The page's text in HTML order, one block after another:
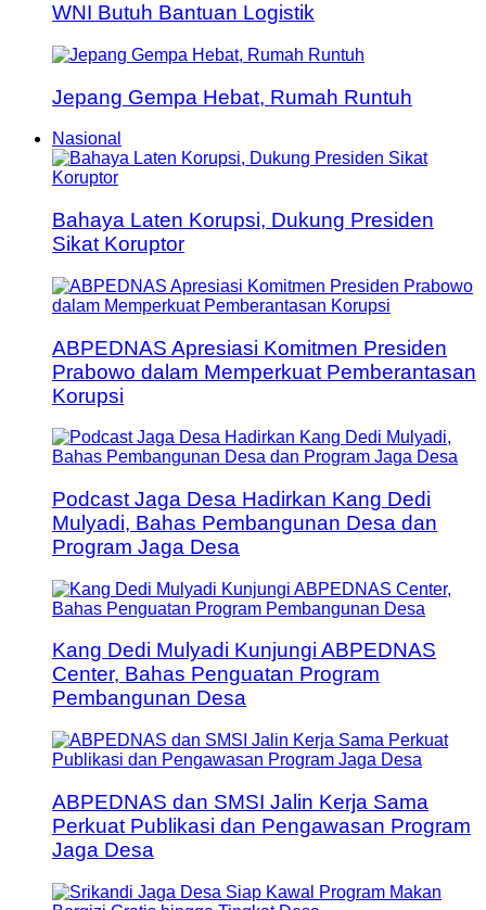
WNI Butuh Bantuan Logistik
Jepang Gempa Hebat, Rumah Runtuh
Nasional
Bahaya Laten Korupsi, Dukung Presiden
Sikat Koruptor
ABPEDNAS Apresiasi Komitmen Presiden
Prabowo dalam Memperkuat Pemberantasan
Korupsi
Podcast Jaga Desa Hadirkan Kang Dedi
Mulyadi, Bahas Pembangunan Desa dan
Program Jaga Desa
Kang Dedi Mulyadi Kunjungi ABPEDNAS
Center, Bahas Penguatan Program
Pembangunan Desa
ABPEDNAS dan SMSI Jalin Kerja Sama
Perkuat Publikasi dan Pengawasan Program
Jaga Desa